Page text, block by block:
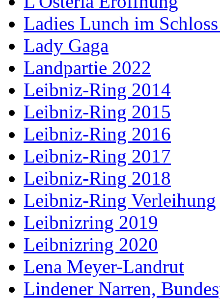
Ladies Lunch im
Lady Gaga
Landpartie 2022
Leibniz-Ring 2014
Leibniz-Ring 2015
Leibniz-Ring 2016
Leibniz-Ring 2017
Leibniz-Ring 2018
Leibniz-Ring Verleihung
Leibnizring 2019
Leibnizring 2020
Lena Meyer-Landrut
Lindener Narren,